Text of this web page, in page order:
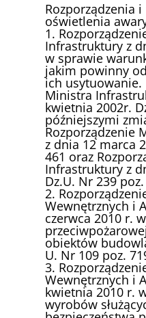
Rozporządzenia
oświetlenia
1.
Infrastruktury z
w sprawie
jakim powinny
ich usytuowanie.
Ministra
kwietnia 2002r.
późniejszymi
Rozporządzenie
z dnia 12 marca
461 oraz
Infrastruktury z
Dz.U. Nr 239
2.
Wewnętrznych i
czerwca 2010 r.
obiektów
U. Nr 109 poz.
3.
Wewnętrznych i
kwietnia 2010 r.
wyrobów